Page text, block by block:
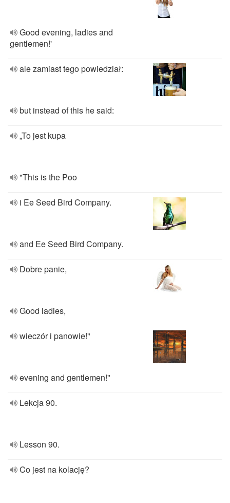
Good evening, ladies and
gentlemen!'
ale zamiast tego powiedział:
but instead of this he said:
„To jest kupa
"This is the Poo
i Ee Seed Bird Company.
and Ee Seed Bird Company.
Dobre panie,
Good ladies,
wieczór i panowie!"
evening and gentlemen!"
Lekcja 90.
Lesson 90.
Co jest na kolację?